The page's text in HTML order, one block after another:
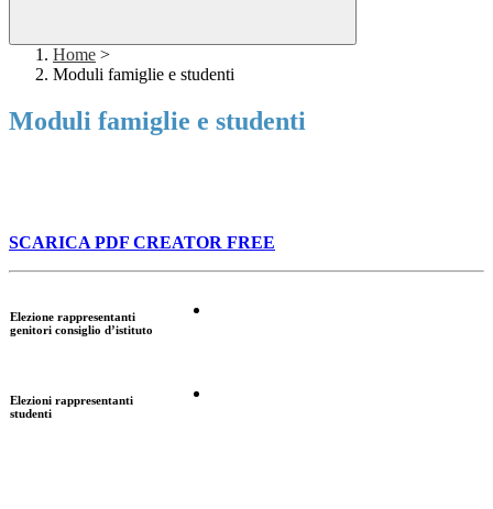
Home >
Moduli famiglie e studenti
Moduli famiglie e studenti
SCARICA PDF CREATOR FREE
Elezione rappresentanti
genitori consiglio d’istituto
Elezioni rappresentanti
studenti